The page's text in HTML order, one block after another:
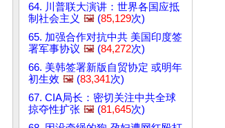
64. 川普联大演讲：世界各国应抵
制社会主义 🖼️ (85,129次)
65. 加强合作对抗中共 美国印度签
署军事协议 🖼️ (84,272次)
66. 美韩签署新版自贸协定 或明年
初生效 🖼️ (83,341次)
67. CIA局长：密切关注中共全球
掠夺性扩张 🖼️ (81,645次)